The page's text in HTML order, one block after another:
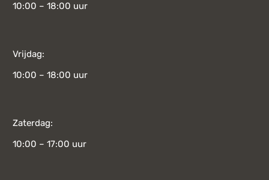
10:00 – 18:00 uur
Vrijdag:
10:00 – 18:00 uur
Zaterdag:
10:00 – 17:00 uur